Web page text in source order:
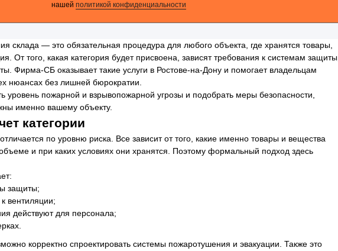
нашей политикой конфиденциальности
склада — это обязательная процедура для любого объекта, где хранятся товары,
От того, какая категория будет присвоена, зависят требования к системам защиты,
Фирма-СБ оказывает такие услуги в Ростове-на-Дону и помогает владельцам
нюансах без лишней бюрократии.
уровень пожарной и взрывопожарной угрозы и подобрать меры безопасности,
именно вашему объекту.
категории
по уровню риска. Все зависит от того, какие именно товары и вещества
и при каких условиях они хранятся. Поэтому формальный подход здесь
защиты;
вентиляции;
действуют для персонала;
корректно спроектировать системы пожаротушения и эвакуации. Также это